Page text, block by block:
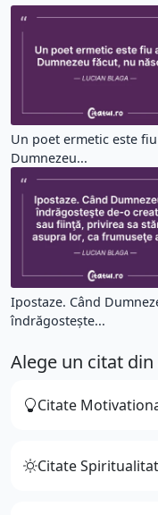
Un poet ermetic este
Dumnezeu...
Ipostaze. Când
îndrăgosteşte...
Alege un citat
Citate
Citate